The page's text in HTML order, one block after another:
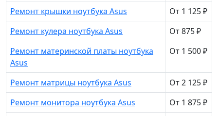
Ремонт крышки ноутбука Asus
От 1 125 ₽
Ремонт кулера ноутбука Asus
От 875 ₽
Ремонт материнской платы ноутбука
Asus
От 1 500 ₽
Ремонт матрицы ноутбука Asus
От 2 125 ₽
Ремонт монитора ноутбука Asus
От 1 875 ₽